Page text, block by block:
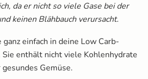
da er nicht so viele Gase bei der
keinen Blähbauch verursacht.
einfach in deine Low Carb-
Sie enthält nicht viele Kohlenhydrate
Gemüse.